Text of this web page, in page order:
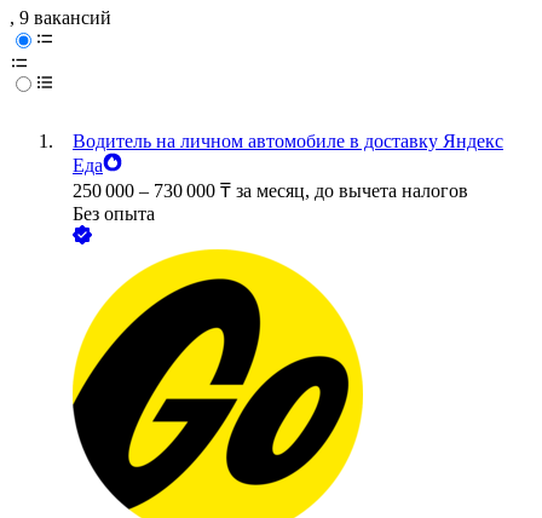
, 9 вакансий
Водитель на личном автомобиле в доставку Яндекс
Еда
250 000 – 730 000 ₸ за месяц, до вычета налогов
Без опыта